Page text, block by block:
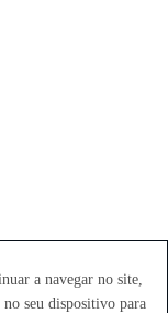
a navegar no site,
no seu dispositivo para